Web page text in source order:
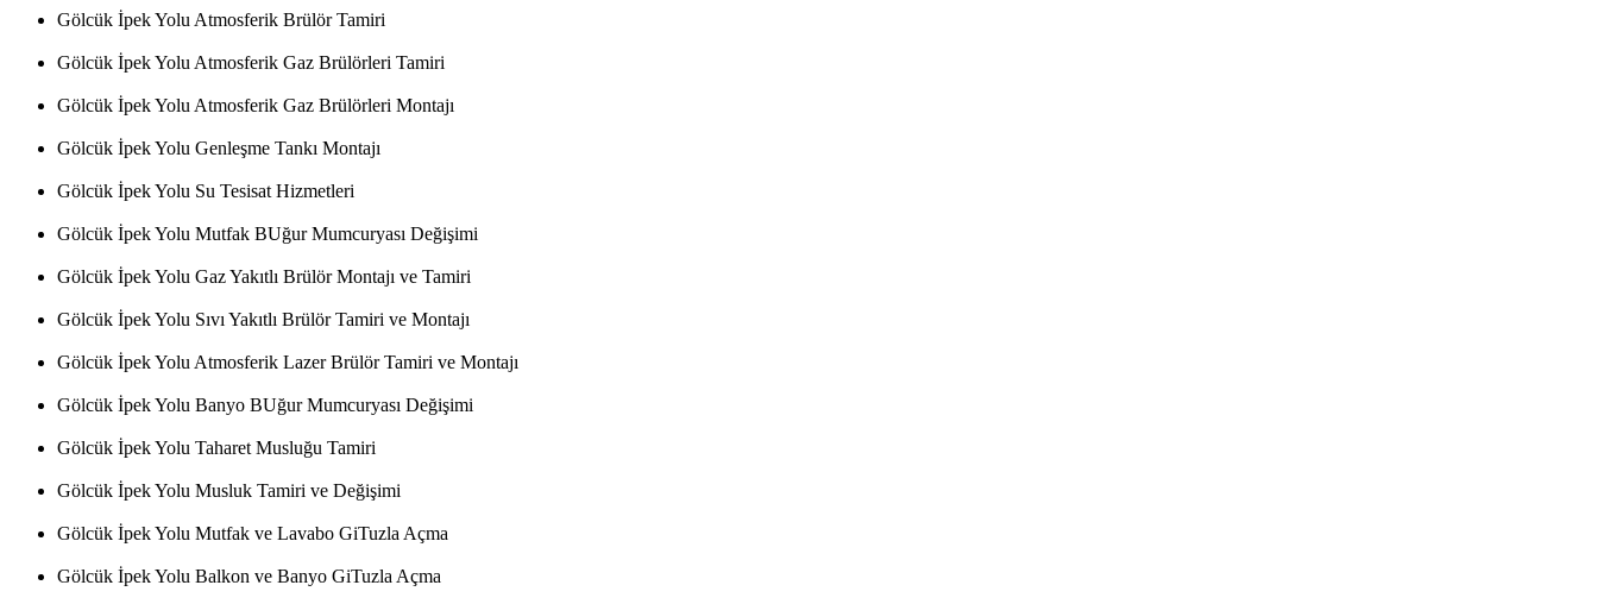
Gölcük İpek Yolu Atmosferik Brülör Tamiri
Gölcük İpek Yolu Atmosferik Gaz Brülörleri Tamiri
Gölcük İpek Yolu Atmosferik Gaz Brülörleri Montajı
Gölcük İpek Yolu Genleşme Tankı Montajı
Gölcük İpek Yolu Su Tesisat Hizmetleri
Gölcük İpek Yolu Mutfak BUğur Mumcuryası Değişimi
Gölcük İpek Yolu Gaz Yakıtlı Brülör Montajı ve Tamiri
Gölcük İpek Yolu Sıvı Yakıtlı Brülör Tamiri ve Montajı
Gölcük İpek Yolu Atmosferik Lazer Brülör Tamiri ve Montajı
Gölcük İpek Yolu Banyo BUğur Mumcuryası Değişimi
Gölcük İpek Yolu Taharet Musluğu Tamiri
Gölcük İpek Yolu Musluk Tamiri ve Değişimi
Gölcük İpek Yolu Mutfak ve Lavabo GiTuzla Açma
Gölcük İpek Yolu Balkon ve Banyo GiTuzla Açma